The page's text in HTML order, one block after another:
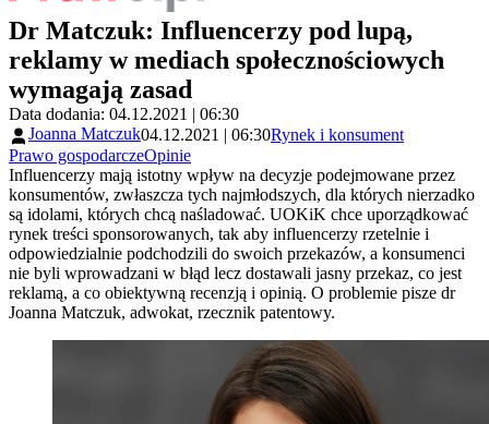
Dr Matczuk: Influencerzy pod lupą,
reklamy w mediach społecznościowych
wymagają zasad
Data dodania: 04.12.2021 | 06:30
Joanna Matczuk04.12.2021 | 06:30Rynek i konsument
Prawo gospodarczeOpinie
Influencerzy mają istotny wpływ na decyzje podejmowane przez
konsumentów, zwłaszcza tych najmłodszych, dla których nierzadko
są idolami, których chcą naśladować. UOKiK chce uporządkować
rynek treści sponsorowanych, tak aby influencerzy rzetelnie i
odpowiedzialnie podchodzili do swoich przekazów, a konsumenci
nie byli wprowadzani w błąd lecz dostawali jasny przekaz, co jest
reklamą, a co obiektywną recenzją i opinią. O problemie pisze dr
Joanna Matczuk, adwokat, rzecznik patentowy.